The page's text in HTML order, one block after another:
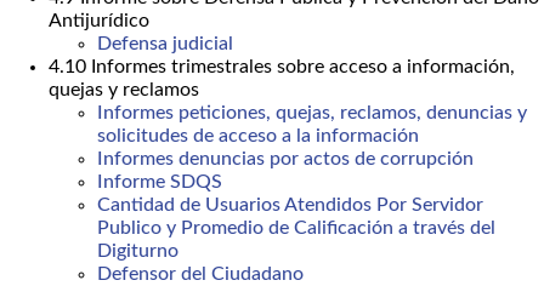
Antijurídico
Defensa judicial
4.10 Informes trimestrales sobre acceso a información,
quejas y reclamos
Informes peticiones, quejas, reclamos, denuncias y
solicitudes de acceso a la información
Informes denuncias por actos de corrupción
Informe SDQS
Cantidad de Usuarios Atendidos Por Servidor
Publico y Promedio de Calificación a través del
Digiturno
Defensor del Ciudadano